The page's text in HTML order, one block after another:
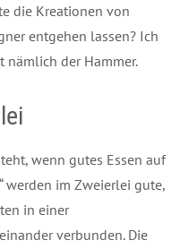
die Kreationen von
entgehen lassen? Ich
nämlich der Hammer.
wenn gutes Essen auf
werden im Zweierlei gute,
in einer
verbunden. Die